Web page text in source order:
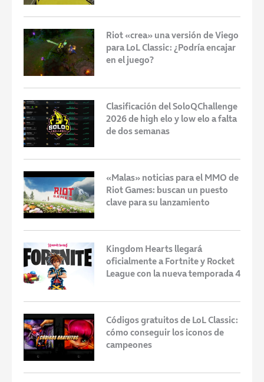
Riot «crea» una versión de Viego
para LoL Classic: ¿Podría encajar
en el juego?
Clasificación del SoloQChallenge
2026 de high elo y low elo a falta
de dos semanas
«Malas» noticias para el MMO de
Riot Games: buscan un puesto
clave para su lanzamiento
Kingdom Hearts llegará
oficialmente a Fortnite y Rocket
League con la nueva temporada 4
Códigos gratuitos de LoL Classic:
cómo conseguir los iconos de
campeones